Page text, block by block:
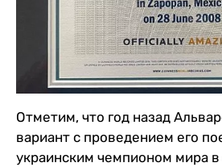
Отметим, что год назад
вариант с проведением его
украинским чемпионом мира